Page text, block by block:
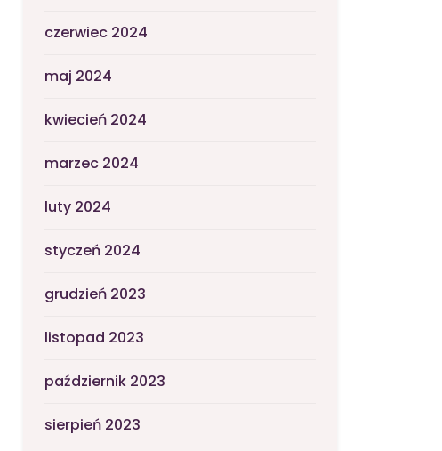
czerwiec 2024
maj 2024
kwiecień 2024
marzec 2024
luty 2024
styczeń 2024
grudzień 2023
listopad 2023
październik 2023
sierpień 2023